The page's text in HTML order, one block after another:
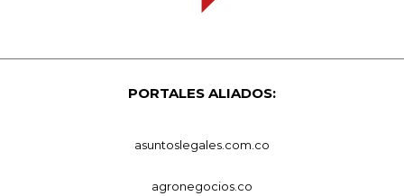
PORTALES ALIADOS:
asuntoslegales.com.co
agronegocios.co